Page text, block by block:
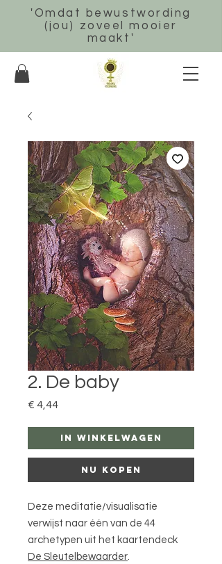
'Omdat bewustwording
(jou) zoveel mooier
maakt'
2. De baby
€ 4,44Prijs
In winkelwagen
Nu kopen
Deze meditatie/visualisatie
verwijst naar één van de 44
archetypen uit het kaartendeck
De Sleutelbewaarder.